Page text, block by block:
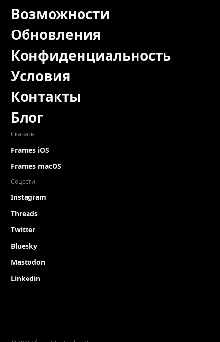
Возможности
Обновления
Конфиденциальность
Условия
Контакты
Блог
Скачать
Frames iOS
Frames macOS
Соцсети
Instagram
Threads
Twitter
Bluesky
Mastodon
Linkedin